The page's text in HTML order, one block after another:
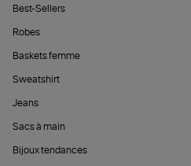
Best-Sellers
Robes
Baskets femme
Sweatshirt
Jeans
Sacs à main
Bijoux tendances